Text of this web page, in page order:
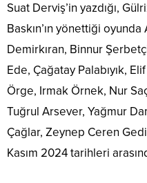
Suat Derviş’in yazdığı,
Baskın’ın yönettiği
Demirkıran, Binnur
Ede, Çağatay Palabıyık,
Örge, Irmak Örnek, Nur
Tuğrul Arsever, Yağmur
Çağlar, Zeynep Ceren
Kasım 2024 tarihleri